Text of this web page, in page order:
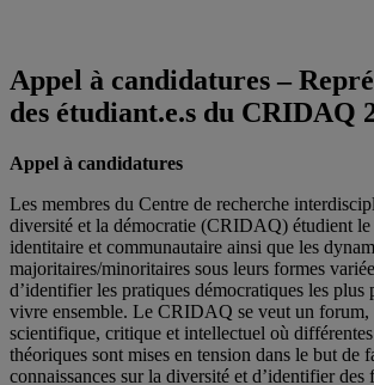
Appel à candidatures –
des étudiant.e.s du CRIDAQ
Appel à candidatures
Les membres du Centre de recherche
diversité et la démocratie (CRIDAQ) étudient
identitaire et communautaire ainsi que les
majoritaires/minoritaires sous leurs formes
d’identifier les pratiques démocratiques les plus
vivre ensemble. Le CRIDAQ se veut un forum,
scientifique, critique et intellectuel où
théoriques sont mises en tension dans le but de
connaissances sur la diversité et d’identifier des